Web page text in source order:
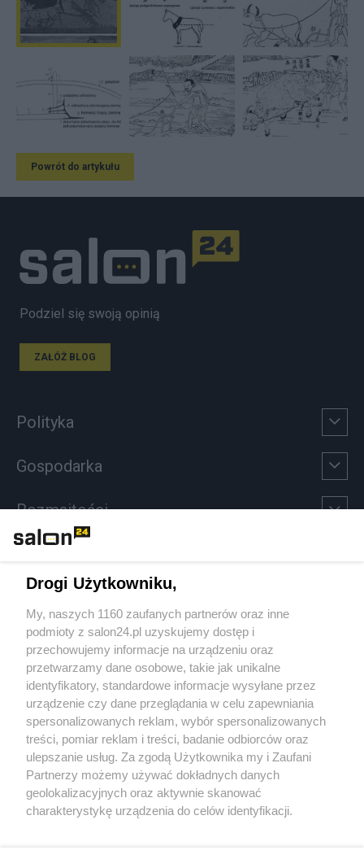
Powrót do artykułu
Podziel się swoją opinią
ZAŁÓŻ BLOG
Polityka
Gospodarka
Rozmaitości
Sport
Społeczeństwo
Kultura
X Facebook Instagram Youtube
Drogi Użytkowniku,
My, naszych 1160 zaufanych partnerów oraz inne
podmioty z salon24.pl uzyskujemy dostęp i
przechowujemy informacje na urządzeniu oraz
przetwarzamy dane osobowe, takie jak unikalne
identyfikatory, standardowe informacje wysyłane przez
urządzenie czy dane przeglądania w celu zapewniania
spersonalizowanych reklam, wybór spersonalizowanych
treści, pomiar reklam i treści, badanie odbiorców oraz
ulepszanie usług. Za zgodą Użytkownika my i Zaufani
Partnerzy możemy używać dokładnych danych
geolokalizacyjnych oraz aktywnie skanować
charakterystykę urządzenia do celów identyfikacji.